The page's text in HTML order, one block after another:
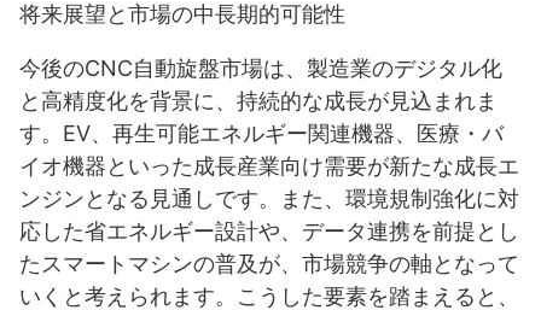
将来展望と市場の中長期的可能性
今後のCNC自動旋盤市場は、製造業のデジタル化
と高精度化を背景に、持続的な成長が見込まれま
す。EV、再生可能エネルギー関連機器、医療・バ
イオ機器といった成長産業向け需要が新たな成長エ
ンジンとなる見通しです。また、環境規制強化に対
応した省エネルギー設計や、データ連携を前提とし
たスマートマシンの普及が、市場競争の軸となって
いくと考えられます。こうした要素を踏まえると、